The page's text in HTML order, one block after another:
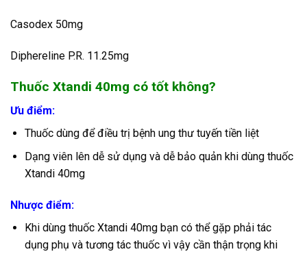
Casodex 50mg
Diphereline P.R. 11.25mg
Thuốc Xtandi 40mg có tốt không?
Ưu điểm:
Thuốc dùng để điều trị bệnh ung thư tuyến tiền liệt
Dạng viên lên dễ sử dụng và dễ bảo quản khi dùng thuốc
Xtandi 40mg
Nhược điểm:
Khi dùng thuốc Xtandi 40mg bạn có thể gặp phải tác
dụng phụ và tương tác thuốc vì vậy cần thận trọng khi